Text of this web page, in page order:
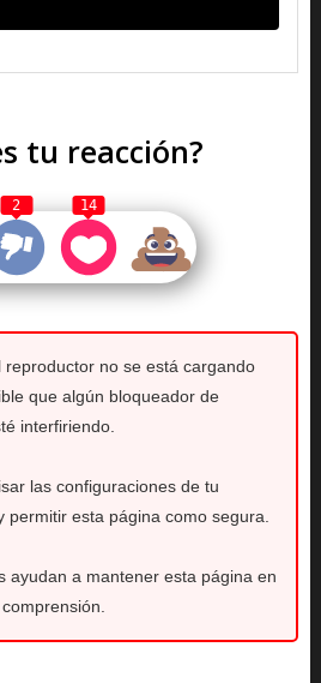
tu reacción?
2 14
reproductor no se está cargando
que algún bloqueador de
interfiriendo.
las configuraciones de tu
permitir esta página como segura.
ayudan a mantener esta página en